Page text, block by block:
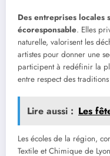
Des entreprises locales
écoresponsable. Elles
naturelle, valorisent les
artistes pour donner une
participent à redéfinir la
entre respect des
Lire aussi : Les
Les écoles de la région,
Textile et Chimique de